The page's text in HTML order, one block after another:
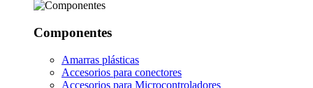
Componentes
Amarras plásticas
Accesorios para conectores
Accesorios para Microcontroladores